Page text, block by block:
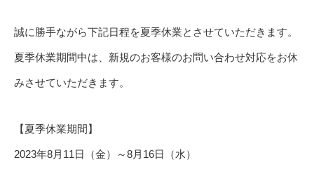
誠に勝手ながら下記日程を夏季休業とさせていただきます。
夏季休業期間中は、新規のお客様のお問い合わせ対応をお休
みさせていただきます。
【夏季休業期間】
2023年8月11日（金）～8月16日（水）